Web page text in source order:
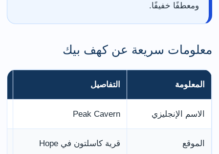
ومعطفًا خفيفًا.
معلومات سريعة عن كهف بيك
المعلومة التفاصيل
الاسم الإنجليزي Peak Cavern
الموقع
قرية كاسلتون في Hope